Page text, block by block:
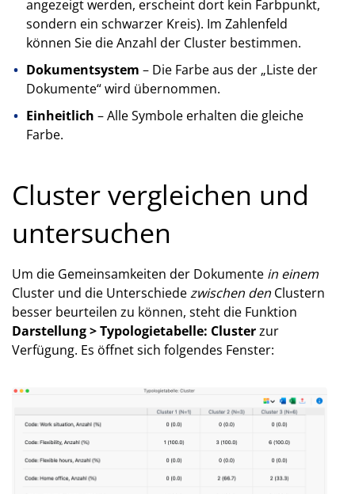
angezeigt werden, erscheint dort kein Farbpunkt,
sondern ein schwarzer Kreis). Im Zahlenfeld
können Sie die Anzahl der Cluster bestimmen.
Dokumentsystem – Die Farbe aus der „Liste der
Dokumente“ wird übernommen.
Einheitlich – Alle Symbole erhalten die gleiche
Farbe.
Cluster vergleichen und
untersuchen
Um die Gemeinsamkeiten der Dokumente in einem
Cluster und die Unterschiedezwischen den Clustern
besser beurteilen zu können, steht die Funktion
Darstellung > Typologietabelle: Clusterzur
Verfügung. Es öffnet sich folgendes Fenster: